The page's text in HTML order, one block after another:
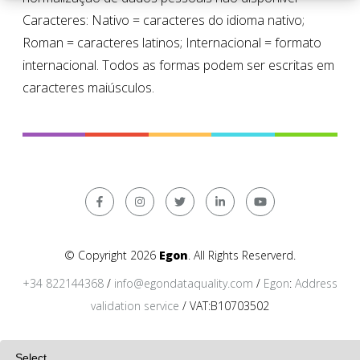
Caracteres: Nativo = caracteres do idioma nativo;
Roman = caracteres latinos; Internacional = formato
internacional. Todos as formas podem ser escritas em
caracteres maiúsculos.
© Copyright 2026 Egon. All Rights Reserverd.
+34 822144368 / info@egondataquality.com / Egon: Address
validation service / VAT:B10703502